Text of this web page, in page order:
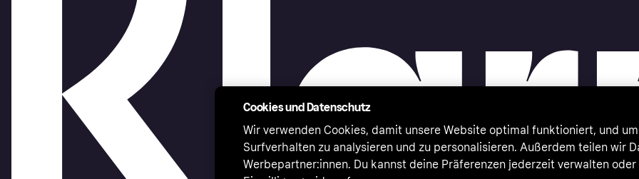
Cookies und Datenschutz
Wir verwenden Cookies, damit unsere Website optimal funktioniert, und
Surfverhalten zu analysieren und zu personalisieren. Außerdem teilen wir
Werbepartner:innen. Du kannst deine Präferenzen jederzeit verwalten oder